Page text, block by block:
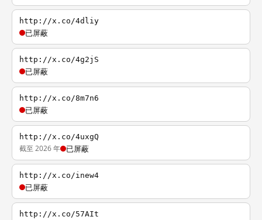
http://x.co/4dliy
已屏蔽
http://x.co/4g2jS
已屏蔽
http://x.co/8m7n6
已屏蔽
http://x.co/4uxgQ
截至 2026 年 已屏蔽
http://x.co/inew4
已屏蔽
http://x.co/57AIt